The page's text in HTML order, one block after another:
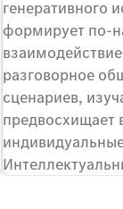
генеративного
формирует по-
разговорное
сценариев,
предвосхищает